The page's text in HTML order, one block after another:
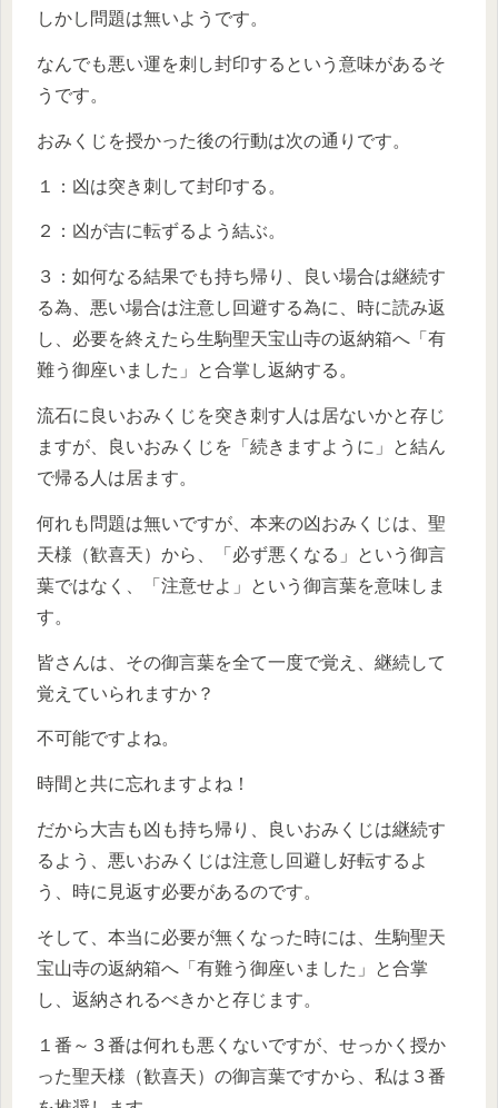
しかし問題は無いようです。
なんでも悪い運を刺し封印するという意味があるそ
うです。
おみくじを授かった後の行動は次の通りです。
１：凶は突き刺して封印する。
２：凶が吉に転ずるよう結ぶ。
３：如何なる結果でも持ち帰り、良い場合は継続す
る為、悪い場合は注意し回避する為に、時に読み返
し、必要を終えたら生駒聖天宝山寺の返納箱へ「有
難う御座いました」と合掌し返納する。
流石に良いおみくじを突き刺す人は居ないかと存じ
ますが、良いおみくじを「続きますように」と結ん
で帰る人は居ます。
何れも問題は無いですが、本来の凶おみくじは、聖
天様（歓喜天）から、「必ず悪くなる」という御言
葉ではなく、「注意せよ」という御言葉を意味しま
す。
皆さんは、その御言葉を全て一度で覚え、継続して
覚えていられますか？
不可能ですよね。
時間と共に忘れますよね！
だから大吉も凶も持ち帰り、良いおみくじは継続す
るよう、悪いおみくじは注意し回避し好転するよ
う、時に見返す必要があるのです。
そして、本当に必要が無くなった時には、生駒聖天
宝山寺の返納箱へ「有難う御座いました」と合掌
し、返納されるべきかと存じます。
１番～３番は何れも悪くないですが、せっかく授か
った聖天様（歓喜天）の御言葉ですから、私は３番